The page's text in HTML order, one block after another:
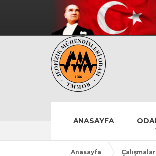
ANASAYFA
Anasayfa